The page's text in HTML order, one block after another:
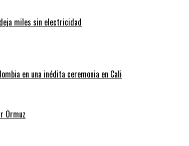
miles sin electricidad
en una inédita ceremonia en Cali
Ormuz